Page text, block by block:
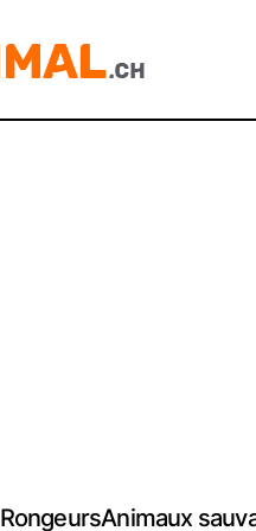
RongeursAnimaux